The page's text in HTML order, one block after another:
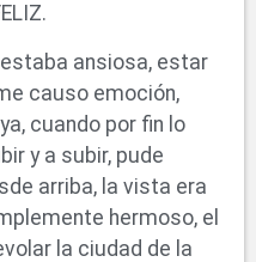
ansiosa, estar
causo emoción,
cuando por fin lo
y a subir, pude
arriba, la vista era
hermoso, el
la ciudad de la